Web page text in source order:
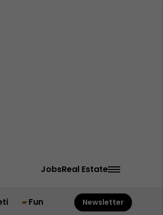
JobsReal Estate
Fun Newsletter